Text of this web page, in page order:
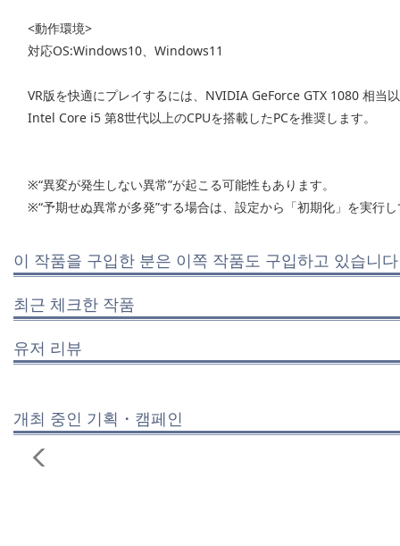
<動作環境>
対応OS:Windows10、Windows11
VR版を快適にプレイするには、NVIDIA GeForce GTX 1080 相当
Intel Core i5 第8世代以上のCPUを搭載したPCを推奨します。
※“異変が発生しない異常”が起こる可能性もあります。
※“予期せぬ異常が多発”する場合は、設定から「初期化」を実行
이 작품을 구입한 분은 이쪽 작품도 구입하고 있습니다
최근 체크한 작품
유저 리뷰
개최 중인 기획・캠페인